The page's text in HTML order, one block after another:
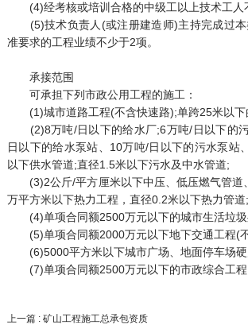
(4)经考核或培训合格的中级工以上技术工人
(5)技术负责人(或注册建造师)主持完成过本
准要求的工程业绩不少于2项。
承接范围
可承担下列市政公用工程的施工：
(1)城市道路工程(不含快速路);单跨25米以下
(2)8万吨/日以下的给水厂;6万吨/日以下的
日以下的给水泵站、10万吨/日以下的污水泵站
以下供水管道;直径1.5米以下污水及中水管道;
(3)2公斤/平方厘米以下中压、低压燃气管道
万平方米以下热力工程，直径0.2米以下热力管道;
(4)单项合同额2500万元以下的城市生活垃圾
(5)单项合同额2000万元以下地下交通工程(
(6)5000平方米以下城市广场、地面停车场硬
(7)单项合同额2500万元以下的市政综合工程
上一篇 : 矿山工程施工总承包资质